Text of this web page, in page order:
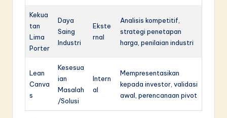
Kekua
tan
Lima
Porter
Daya
Saing
Industri
Ekste
rnal
Analisis kompetitif,
strategi penetapan
harga, penilaian industri
Lean
Canva
s
Kesesua
ian
Masalah
/Solusi
Intern
al
Mempresentasikan
kepada investor, validasi
awal, perencanaan pivot